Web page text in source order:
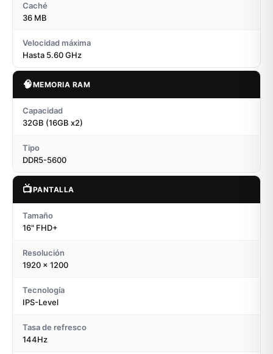
Caché
36 MB
Velocidad máxima
Hasta 5.60 GHz
🧠MEMORIA RAM
Capacidad
32GB (16GB x2)
Tipo
DDR5-5600
📺PANTALLA
Tamaño
16" FHD+
Resolución
1920 x 1200
Tecnología
IPS-Level
Tasa de refresco
144Hz